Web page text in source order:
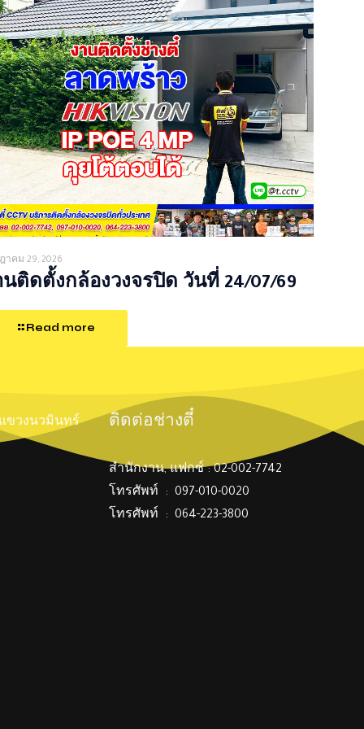
าคม 29, 2026
นติดตั้งกล้องวงจรปิด วันที่ 24/07/69
Read more
แขวงนวมินทร์ ติดต่อช่างตี๋
สำนักงาน, แฟกซ์ : 02-002-7742
โทรศัพท์ : 097-010-0020
โทรศัพท์ : 064-223-3800